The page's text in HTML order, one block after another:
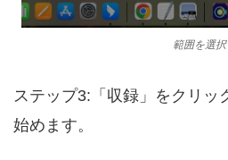
範囲を選択
ステップ3:「収録」をクリッ
始めます。